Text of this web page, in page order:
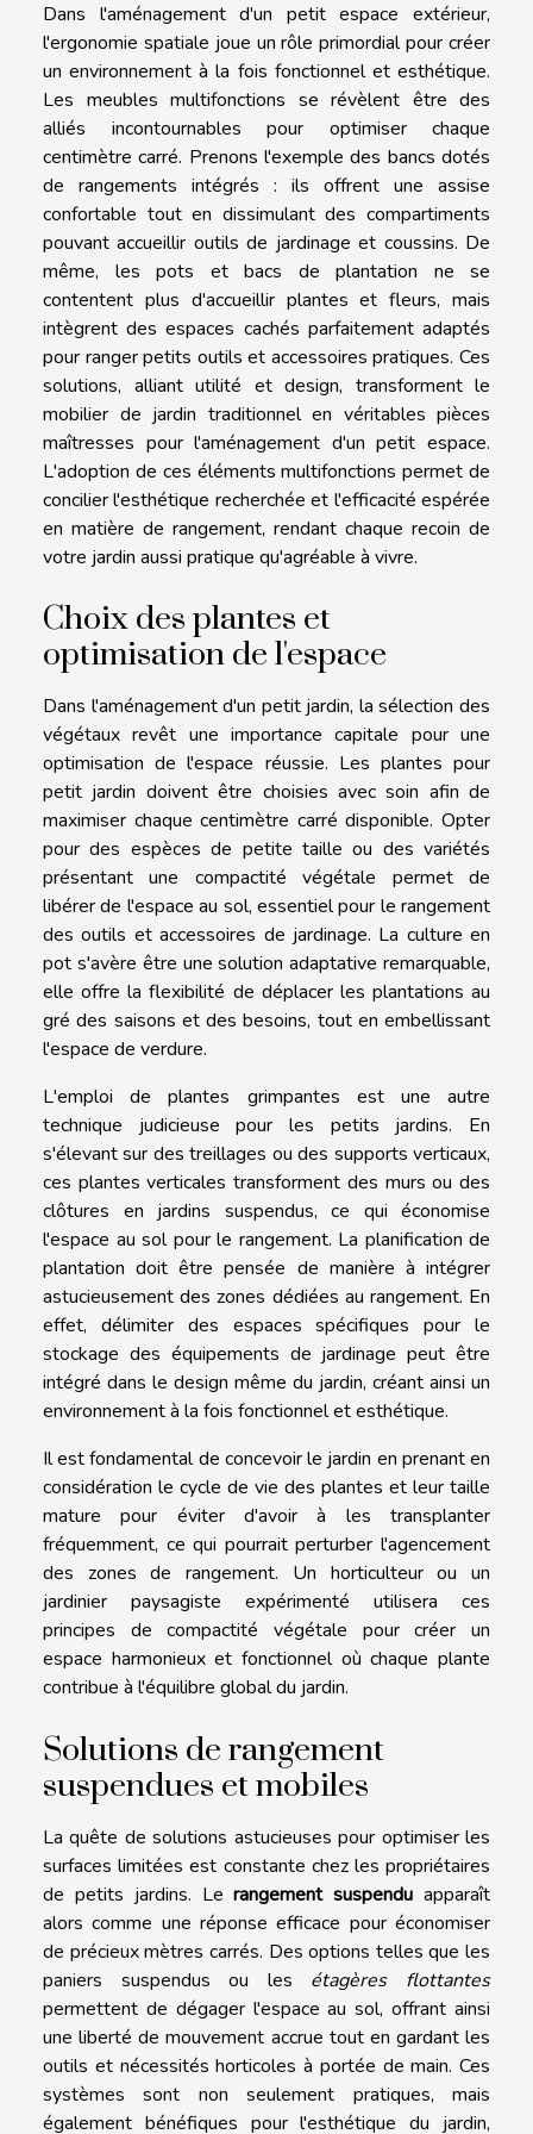
Dans l'aménagement d'un petit espace extérieur,
l'ergonomie spatiale joue un rôle primordial pour créer
un environnement à la fois fonctionnel et esthétique.
Les meubles multifonctions se révèlent être des
alliés incontournables pour optimiser chaque
centimètre carré. Prenons l'exemple des bancs dotés
de rangements intégrés : ils offrent une assise
confortable tout en dissimulant des compartiments
pouvant accueillir outils de jardinage et coussins. De
même, les pots et bacs de plantation ne se
contentent plus d'accueillir plantes et fleurs, mais
intègrent des espaces cachés parfaitement adaptés
pour ranger petits outils et accessoires pratiques. Ces
solutions, alliant utilité et design, transforment le
mobilier de jardin traditionnel en véritables pièces
maîtresses pour l'aménagement d'un petit espace.
L'adoption de ces éléments multifonctions permet de
concilier l'esthétique recherchée et l'efficacité espérée
en matière de rangement, rendant chaque recoin de
votre jardin aussi pratique qu'agréable à vivre.
Choix des plantes et
optimisation de l'espace
Dans l'aménagement d'un petit jardin, la sélection des
végétaux revêt une importance capitale pour une
optimisation de l'espace réussie. Les plantes pour
petit jardin doivent être choisies avec soin afin de
maximiser chaque centimètre carré disponible. Opter
pour des espèces de petite taille ou des variétés
présentant une compactité végétale permet de
libérer de l'espace au sol, essentiel pour le rangement
des outils et accessoires de jardinage. La culture en
pot s'avère être une solution adaptative remarquable,
elle offre la flexibilité de déplacer les plantations au
gré des saisons et des besoins, tout en embellissant
l'espace de verdure.
L'emploi de plantes grimpantes est une autre
technique judicieuse pour les petits jardins. En
s'élevant sur des treillages ou des supports verticaux,
ces plantes verticales transforment des murs ou des
clôtures en jardins suspendus, ce qui économise
l'espace au sol pour le rangement. La planification de
plantation doit être pensée de manière à intégrer
astucieusement des zones dédiées au rangement. En
effet, délimiter des espaces spécifiques pour le
stockage des équipements de jardinage peut être
intégré dans le design même du jardin, créant ainsi un
environnement à la fois fonctionnel et esthétique.
Il est fondamental de concevoir le jardin en prenant en
considération le cycle de vie des plantes et leur taille
mature pour éviter d'avoir à les transplanter
fréquemment, ce qui pourrait perturber l'agencement
des zones de rangement. Un horticulteur ou un
jardinier paysagiste expérimenté utilisera ces
principes de compactité végétale pour créer un
espace harmonieux et fonctionnel où chaque plante
contribue à l'équilibre global du jardin.
Solutions de rangement
suspendues et mobiles
La quête de solutions astucieuses pour optimiser les
surfaces limitées est constante chez les propriétaires
de petits jardins. Lerangement suspendu apparaît
alors comme une réponse efficace pour économiser
de précieux mètres carrés. Des options telles que les
paniers suspendus ou les étagères flottantes
permettent de dégager l'espace au sol, offrant ainsi
une liberté de mouvement accrue tout en gardant les
outils et nécessités horticoles à portée de main. Ces
systèmes sont non seulement pratiques, mais
également bénéfiques pour l'esthétique du jardin,